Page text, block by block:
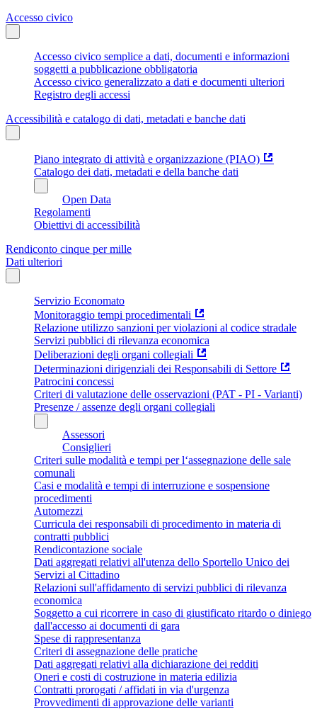
Accesso civico
Accesso civico semplice a dati, documenti e informazioni
soggetti a pubblicazione obbligatoria
Accesso civico generalizzato a dati e documenti ulteriori
Registro degli accessi
Accessibilità e catalogo di dati, metadati e banche dati
Piano integrato di attività e organizzazione (PIAO)
Catalogo dei dati, metadati e della banche dati
Open Data
Regolamenti
Obiettivi di accessibilità
Rendiconto cinque per mille
Dati ulteriori
Servizio Economato
Monitoraggio tempi procedimentali
Relazione utilizzo sanzioni per violazioni al codice stradale
Servizi pubblici di rilevanza economica
Deliberazioni degli organi collegiali
Determinazioni dirigenziali dei Responsabili di Settore
Patrocini concessi
Criteri di valutazione delle osservazioni (PAT - PI - Varianti)
Presenze / assenze degli organi collegiali
Assessori
Consiglieri
Criteri sulle modalità e tempi per l‘assegnazione delle sale
comunali
Casi e modalità e tempi di interruzione e sospensione
procedimenti
Automezzi
Curricula dei responsabili di procedimento in materia di
contratti pubblici
Rendicontazione sociale
Dati aggregati relativi all'utenza dello Sportello Unico dei
Servizi al Cittadino
Relazioni sull'affidamento di servizi pubblici di rilevanza
economica
Soggetto a cui ricorrere in caso di giustificato ritardo o diniego
dall'accesso ai documenti di gara
Spese di rappresentanza
Criteri di assegnazione delle pratiche
Dati aggregati relativi alla dichiarazione dei redditi
Oneri e costi di costruzione in materia edilizia
Contratti prorogati / affidati in via d'urgenza
Provvedimenti di approvazione delle varianti